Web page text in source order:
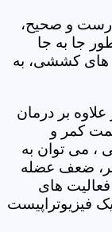
و صحیح،
جا به جا
های کششی، به
علاوه بر درمان
کمر و
، می توان به
ضعف عضله
های
فیزیوتراپیست